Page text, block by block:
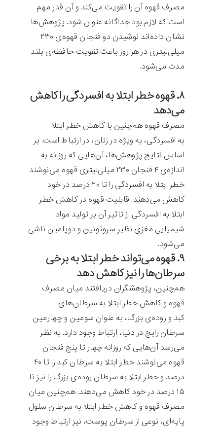
مصرف قهوه آن را تقویت می‌کند و آن قدر مهم
است که لازم بود جداگانه عنوان شود. پژوهش‌ها
نشان داده‌اند نوشیدن دو فنجان قهوه‌ی ۲۳۰
میلی‌لیتری در هر روز باعث تقویت حافظه‌ی بلند
مدت می‌شود.
۸. قهوه خطر ابتلا به افسردگی را کاهش
می‌دهد
مصرف قهوه هم‌چنین با کاهش خطر ابتلا
به افسردگی، به ویژه در زنان، در ارتباط است. بر
اساس نتایج پژوهش‌ها، آن‌هایی که روزانه به
اندازه‌ی ۴ فنجان ۲۳۰ میلی‌لیتری قهوه می‌نوشند
خطر ابتلا به افسردگی را تا ۲۰ درصد در خود
کاهش می‌دهند. قابلیت قهوه در کاهش خطر
ابتلا به افسردگی از تاثیر آن بر تولید مواد
شیمیایی مغزی نظیر سروتونین و دوپامین ناشی
می‌شود.
۹. قهوه می‌تواند خطر ابتلا به برخی
سرطان‌ها را نیز کاهش دهد
هم‌چنین، پژوهشگران دریافتند میان مصرف
قهوه و کاهش خطر ابتلا به سرطان‌های
کبد و روده‌ی بزرگ، به عنوان سومین و چهارمین
سرطان رایج در دنیا، ارتباط وجود دارد. به نظر
می‌رسد آن‌هایی که روزانه چهار تا پنج فنجان
قهوه می‌نوشند خطر ابتلا به سرطان کبد را تا ۴۰
درصد و خطر ابتلا به سرطان روده‌ی بزرگ را نیز تا
۱۵ درصد در خود کاهش می‌دهند. هم‌چنین میان
مصرف قهوه و کاهش خطر ابتلا به سرطان سلول
پایه‌ای، نوعی از سرطان پوست، نیز ارتباط وجود